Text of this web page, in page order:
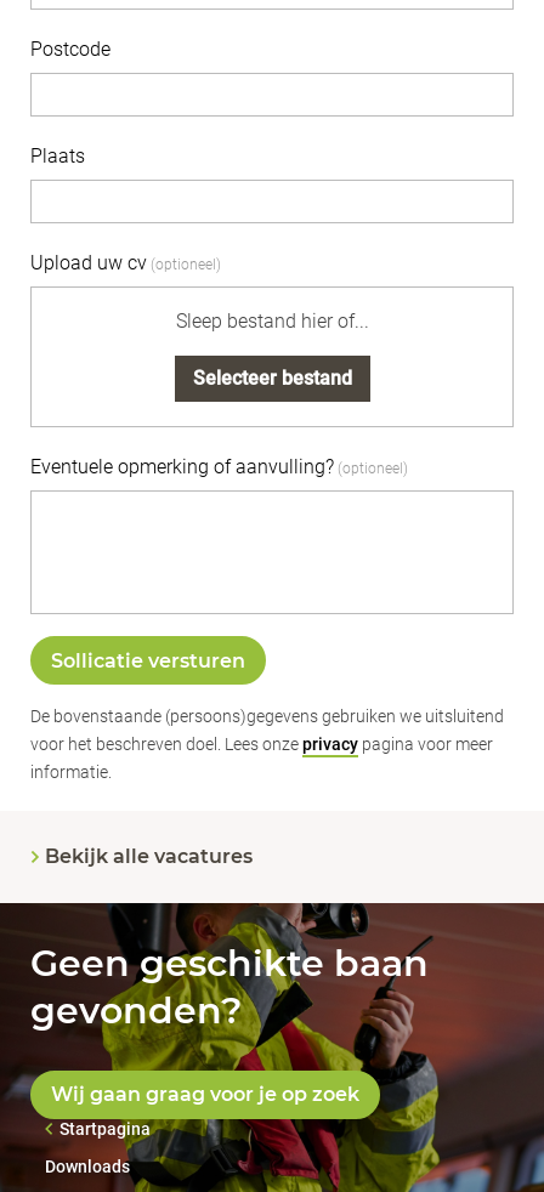
Postcode
Plaats
Upload uw cv
Sleep bestand hier of...
Selecteer bestand
Eventuele opmerking of aanvulling?
Sollicatie versturen
De bovenstaande (persoons)gegevens gebruiken we uitsluitend
voor het beschreven doel. Lees onzeprivacy pagina voor meer
informatie.
Bekijk alle vacatures
Geen geschikte baan
gevonden?
Wij gaan graag voor je op zoek
Startpagina
Downloads